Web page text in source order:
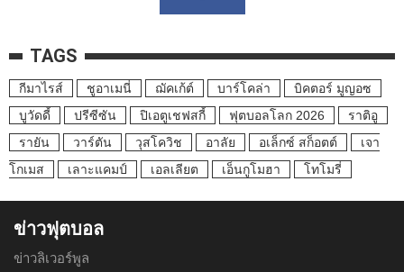
TAGS
กีมาไรส์ ชูอาเมนี่ ฌัคเก้ต์ บาร์โคล่า
บิคตอร์ มูญอซ
บูวัดดี้
ปรีซีซัน ปิเอตูเชฟสกี้ ฟุตบอลโลก 2026
ราติอู
รายัน
วาร์ตัน วุสโควิช อาลัย อเล็กซ์ สก็อตต์
เจา
โกเมส
เลาะแคมป์ เอลเลียต เอ็นกูโมฮา โทโมรี่
ข่าวฟุตบอล
ข่าวลิเวอร์พูล